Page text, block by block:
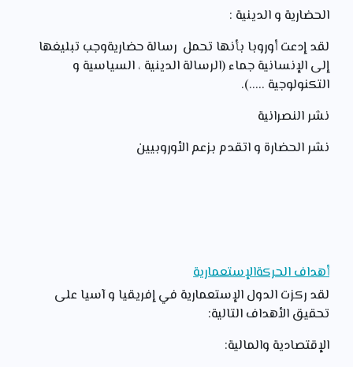
الحضارية و الدينية :
لقد إدعت أوروبا بأنها تحمل رسالة حضاريةوجب تبليغها
إلى الإنسانية جماء (الرسالة الدينية ، السياسية و
التكنولوجية .....).
نشر النصرانية
نشر الحضارة و اتقدم بزعم الأوروبيين
أهداف الحركةالإستعمارية
لقد ركزت الدول الإستعمارية في إفريقيا و آسيا على
تحقيق الأهداف التالية:
الإقتصادية والمالية: